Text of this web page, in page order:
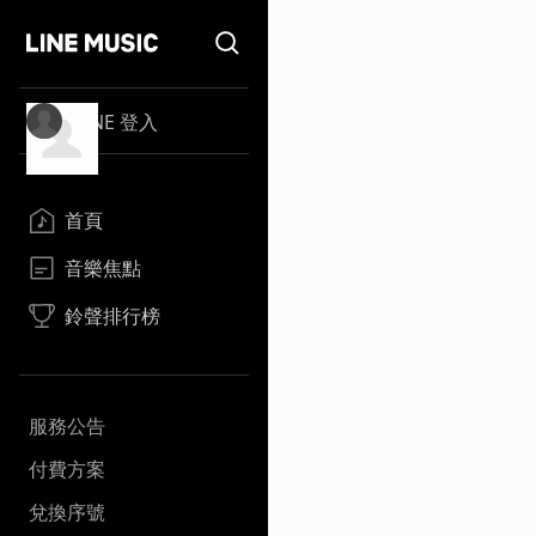
LINE 登入
首頁
音樂焦點
鈴聲排行榜
服務公告
付費方案
兌換序號